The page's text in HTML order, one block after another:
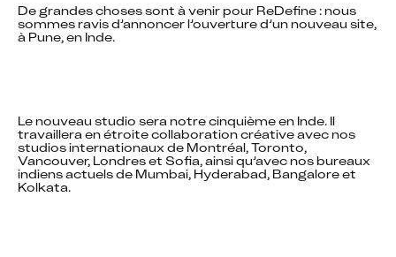
De grandes choses sont à venir pour ReDefine : nous
sommes ravis d’annoncer l’ouverture d’un nouveau site,
à Pune, en Inde.
Le nouveau studio sera notre cinquième en Inde. Il
travaillera en étroite collaboration créative avec nos
studios internationaux de Montréal, Toronto,
Vancouver, Londres et Sofia, ainsi qu’avec nos bureaux
indiens actuels de Mumbai, Hyderabad, Bangalore et
Kolkata.